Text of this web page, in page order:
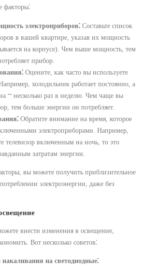
электроприборов⁚ Составьте список
в вашей квартире, указав их мощность
на корпусе). Чем выше мощность, тем
прибор.
Оцените, как часто вы используете
холодильник работает постоянно, а
⎻ несколько раз в неделю. Чем чаще вы
тем больше энергии он потребляет.
Обратите внимание на время, которое
электроприборами. Например,
телевизор включенным на ночь, то это
затратам энергии.
вы можете получить приблизительное
электроэнергии, даже без
внести изменения в освещение,
Вот несколько советов⁚
на светодиодные⁚